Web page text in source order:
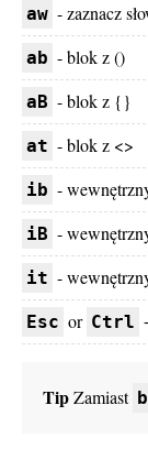
aw - zaznacz
ab - blok z ()
aB - blok z {}
at - blok z <>
ib -
iB -
it -
Esc or Ctrl
TipZamiast b